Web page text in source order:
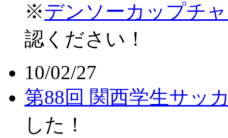
※デンソーカップチ
認ください！
10/02/27
第88回 関西学生サッ
した！